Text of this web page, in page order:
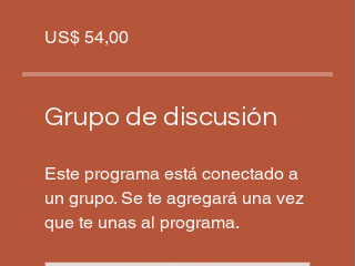
US$ 54,00
Grupo de discusión
Este programa está conectado a
un grupo. Se te agregará una vez
que te unas al programa.